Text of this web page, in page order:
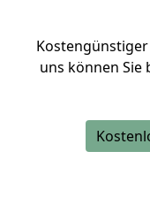
uns können Sie